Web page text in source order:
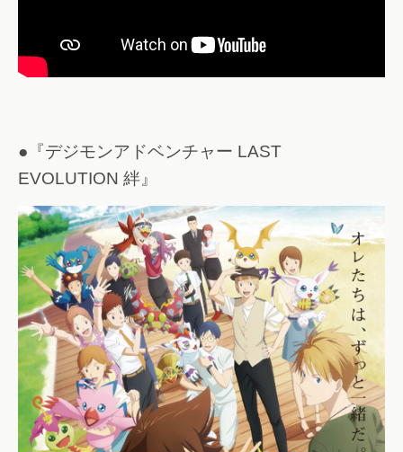
●『デジモンアドベンチャー LAST
EVOLUTION 絆』